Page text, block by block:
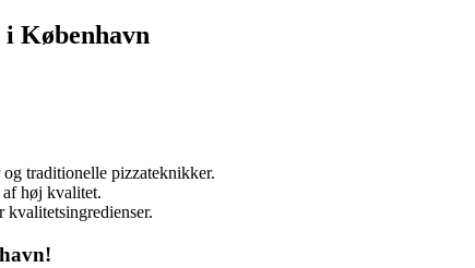
København
traditionelle pizzateknikker.
af høj kvalitet.
kvalitetsingredienser.